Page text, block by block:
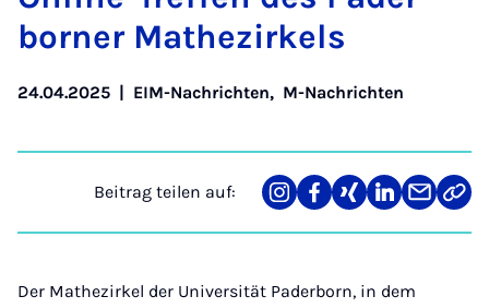
bor­ner Ma­the­zir­kels
24.04.2025 | EIM-Nachrichten, M-Nachrichten
Beitrag teilen auf:
Teilen
auf
Teilen
auf
Teilen
auf
Teilen
auf
Teilen
über
Link
Der Mathezirkel der Universität Paderborn, in dem